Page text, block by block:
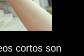
cortos son